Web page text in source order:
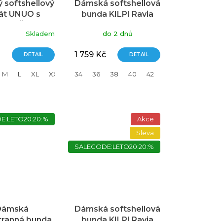
softshellový
UNUO s
ŠperkySkladem
DETAIL
M L XL XXL 3XL
Dámská softshellová
bunda KILPI Ravia
do 2 dnů
1 759 Kč DETAIL
34 36 38 40 42
Akce
Sleva
SALECODE:LETO20:20:%
Dámská softshellová